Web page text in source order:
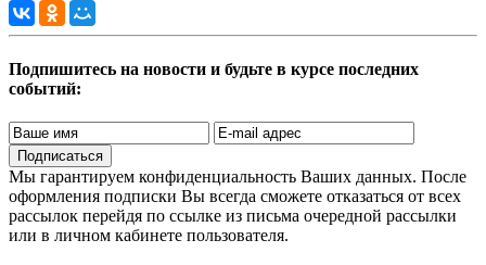
Подпишитесь на новости и будьте в курсе последних
событий:
Подписаться
Мы гарантируем конфиденциальность Ваших данных. После
оформления подписки Вы всегда сможете отказаться от всех
рассылок перейдя по ссылке из письма очередной рассылки
или в личном кабинете пользователя.